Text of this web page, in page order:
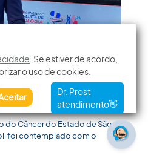
PRÊMIO JOVEM
do Câncer do Estado de São
foi contemplado com o
. Se estiver de acordo,
o uso de cookies.